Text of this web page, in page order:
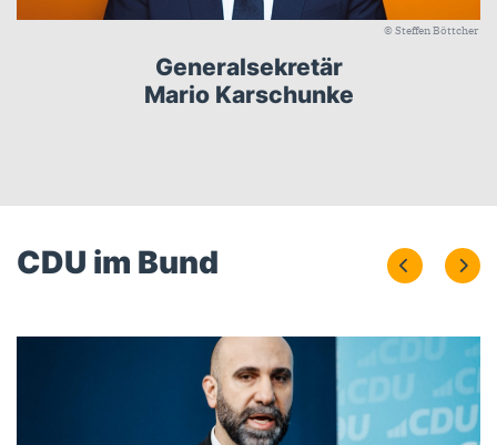
© Steffen Böttcher
Generalsekretär
Mario Karschunke
CDU im Bund